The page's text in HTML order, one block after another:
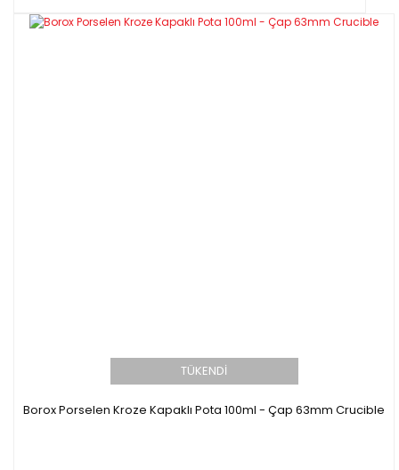
TÜKENDİ
Borox Porselen Kroze Kapaklı Pota 100ml - Çap 63mm Crucible